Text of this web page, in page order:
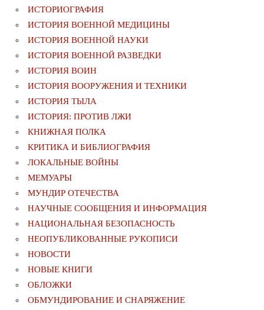
ИСТОРИОГРАФИЯ
ИСТОРИЯ ВОЕННОЙ МЕДИЦИНЫ
ИСТОРИЯ ВОЕННОЙ НАУКИ
ИСТОРИЯ ВОЕННОЙ РАЗВЕДКИ
ИСТОРИЯ ВОИН
ИСТОРИЯ ВООРУЖЕНИЯ И ТЕХНИКИ
ИСТОРИЯ ТЫЛА
ИСТОРИЯ: ПРОТИВ ЛЖИ
КНИЖНАЯ ПОЛКА
КРИТИКА И БИБЛИОГРАФИЯ
ЛОКАЛЬНЫЕ ВОЙНЫ
МЕМУАРЫ
МУНДИР ОТЕЧЕСТВА
НАУЧНЫЕ СООБЩЕНИЯ И ИНФОРМАЦИЯ
НАЦИОНАЛЬНАЯ БЕЗОПАСНОСТЬ
НЕОПУБЛИКОВАННЫЕ РУКОПИСИ
НОВОСТИ
НОВЫЕ КНИГИ
ОБЛОЖКИ
ОБМУНДИРОВАНИЕ И СНАРЯЖЕНИЕ